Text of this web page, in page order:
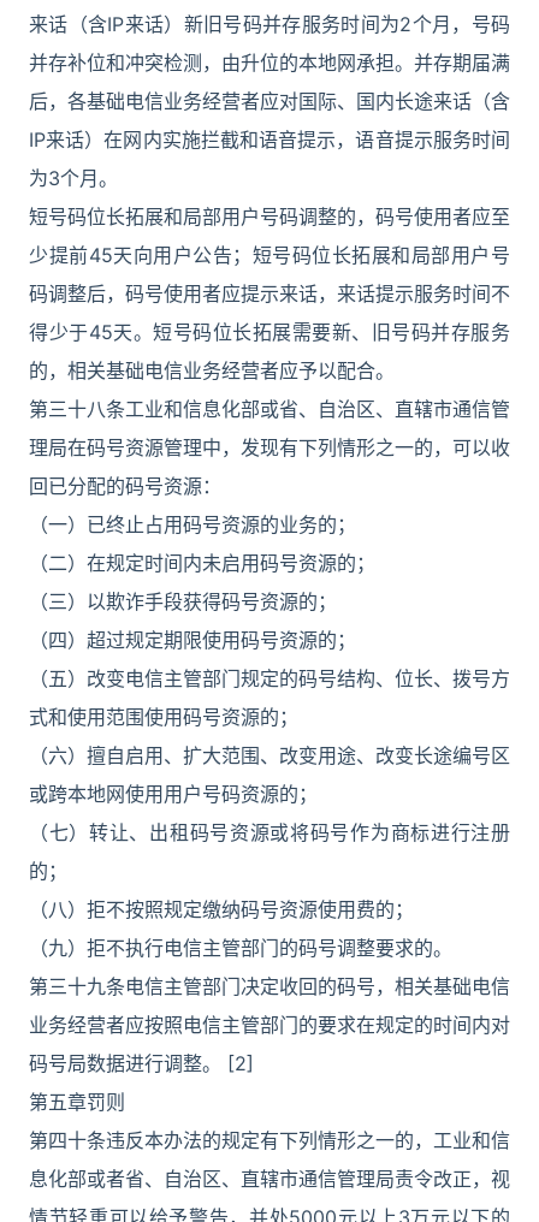
来话（含IP来话）新旧号码并存服务时间为2个月，号码
并存补位和冲突检测，由升位的本地网承担。并存期届满
后，各基础电信业务经营者应对国际、国内长途来话（含
IP来话）在网内实施拦截和语音提示，语音提示服务时间
为3个月。
短号码位长拓展和局部用户号码调整的，码号使用者应至
少提前45天向用户公告；短号码位长拓展和局部用户号
码调整后，码号使用者应提示来话，来话提示服务时间不
得少于45天。短号码位长拓展需要新、旧号码并存服务
的，相关基础电信业务经营者应予以配合。
第三十八条工业和信息化部或省、自治区、直辖市通信管
理局在码号资源管理中，发现有下列情形之一的，可以收
回已分配的码号资源：
（一）已终止占用码号资源的业务的；
（二）在规定时间内未启用码号资源的；
（三）以欺诈手段获得码号资源的；
（四）超过规定期限使用码号资源的；
（五）改变电信主管部门规定的码号结构、位长、拨号方
式和使用范围使用码号资源的；
（六）擅自启用、扩大范围、改变用途、改变长途编号区
或跨本地网使用用户号码资源的；
（七）转让、出租码号资源或将码号作为商标进行注册
的；
（八）拒不按照规定缴纳码号资源使用费的；
（九）拒不执行电信主管部门的码号调整要求的。
第三十九条电信主管部门决定收回的码号，相关基础电信
业务经营者应按照电信主管部门的要求在规定的时间内对
码号局数据进行调整。 [2]
第五章罚则
第四十条违反本办法的规定有下列情形之一的，工业和信
息化部或者省、自治区、直辖市通信管理局责令改正，视
情节轻重可以给予警告，并处5000元以上3万元以下的